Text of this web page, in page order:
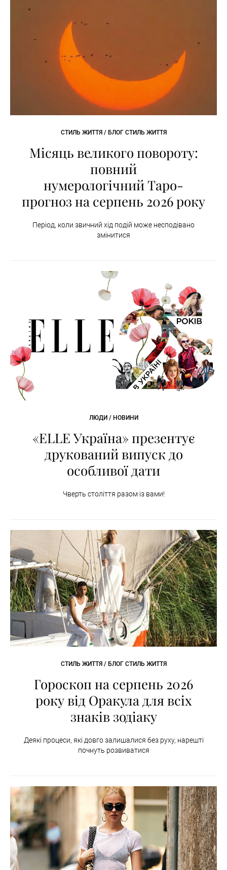
СТИЛЬ ЖИТТЯ / БЛОГ СТИЛЬ ЖИТТЯ
Місяць великого повороту:
повний
нумерологічний Таро-
прогноз на серпень 2026 року
Період, коли звичний хід подій може несподівано
змінитися
ЛЮДИ / НОВИНИ
«ELLE Україна» презентує
друкований випуск до
особливої дати
Чверть століття разом із вами!
СТИЛЬ ЖИТТЯ / БЛОГ СТИЛЬ ЖИТТЯ
Гороскоп на серпень 2026
року від Оракула для всіх
знаків зодіаку
Деякі процеси, які довго залишалися без руху, нарешті
почнуть розвиватися